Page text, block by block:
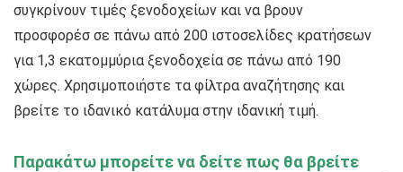
συγκρίνουν τιμές ξενοδοχείων και να βρουν
προσφορέσ σε πάνω από 200 ιστοσελίδες κρατήσεων
για 1,3 εκατομμύρια ξενοδοχεία σε πάνω από 190
χώρες. Χρησιμοποιήστε τα φίλτρα αναζήτησης και
βρείτε το ιδανικό κατάλυμα στην ιδανική τιμή.
Παρακάτω μπορείτε να δείτε πως θα βρείτε